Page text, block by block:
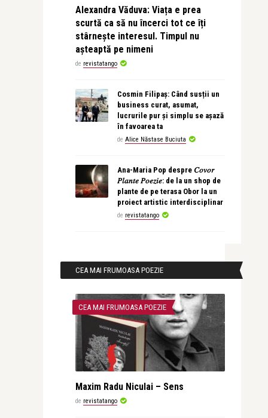
Alexandra Văduva: Viața e prea
scurtă ca să nu încerci tot ce îți
stârnește interesul. Timpul nu
așteaptă pe nimeni
de revistatango
Cosmin Filipaș: Când susții un
business curat, asumat,
lucrurile pur și simplu se așază
în favoarea ta
de Alice Năstase Buciuta
Ana-Maria Pop despre 𝐶𝑜𝑣𝑜𝑟
𝑃𝑙𝑎𝑛𝑡𝑒 𝑃𝑜𝑒𝑧𝑖𝑒: de la un shop de
plante de pe terasa Obor la un
proiect artistic interdisciplinar
de revistatango
CEA MAI FRUMOASA POEZIE
CEA MAI FRUMOASA POEZIE
Maxim Radu Niculai – Sens
de revistatango